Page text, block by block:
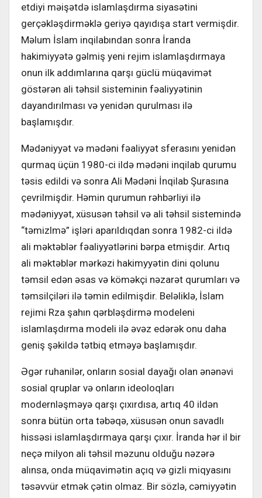
etdiyi məişətdə islamlaşdırma siyasətini
gerçəkləşdirməklə geriyə qayıdışa start vermişdir.
Məlum İslam inqilabından sonra İranda
hakimiyyətə gəlmiş yeni rejim islamlaşdırmaya
onun ilk addımlarına qarşı güclü müqavimət
göstərən ali təhsil sisteminin fəaliyyətinin
dayandırılması və yenidən qurulması ilə
başlamışdır.
Mədəniyyət və mədəni fəaliyyət sferasını yenidən
qurmaq üçün 1980-ci ildə mədəni inqilab qurumu
təsis edildi və sonra Ali Mədəni İnqilab Şurasına
çevrilmişdir. Həmin qurumun rəhbərliyi ilə
mədəniyyət, xüsusən təhsil və ali təhsil sistemində
“təmizlmə” işləri aparıldıqdan sonra 1982-ci ildə
ali məktəblər fəaliyyətlərini bərpa etmişdir. Artıq
ali məktəblər mərkəzi hakimyyətin dini qolunu
təmsil edən əsas və köməkçi nəzarət qurumları və
təmsilçiləri ilə təmin edilmişdir. Beləliklə, İslam
rejimi Rza şahın qərbləşdirmə modeleni
islamlaşdırma modeli ilə əvəz edərək onu daha
geniş şəkildə tətbiq etməyə başlamışdır.
Əgər ruhanilər, onların sosial dayağı olan ənənəvi
sosial qruplar və onların ideoloqları
modernləşməyə qarşı çıxırdısa, artıq 40 ildən
sonra bütün orta təbəqə, xüsusən onun savadlı
hissəsi islamlaşdırmaya qarşı çıxır. İranda hər il bir
neçə milyon ali təhsil məzunu olduğu nəzərə
alınsa, onda müqavimətin açıq və gizli miqyasını
təsəvvür etmək çətin olmaz. Bir sözlə, cəmiyyətin